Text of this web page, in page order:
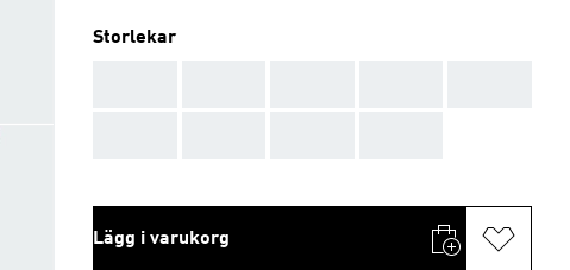
Storlekar
Lägg i varukorg